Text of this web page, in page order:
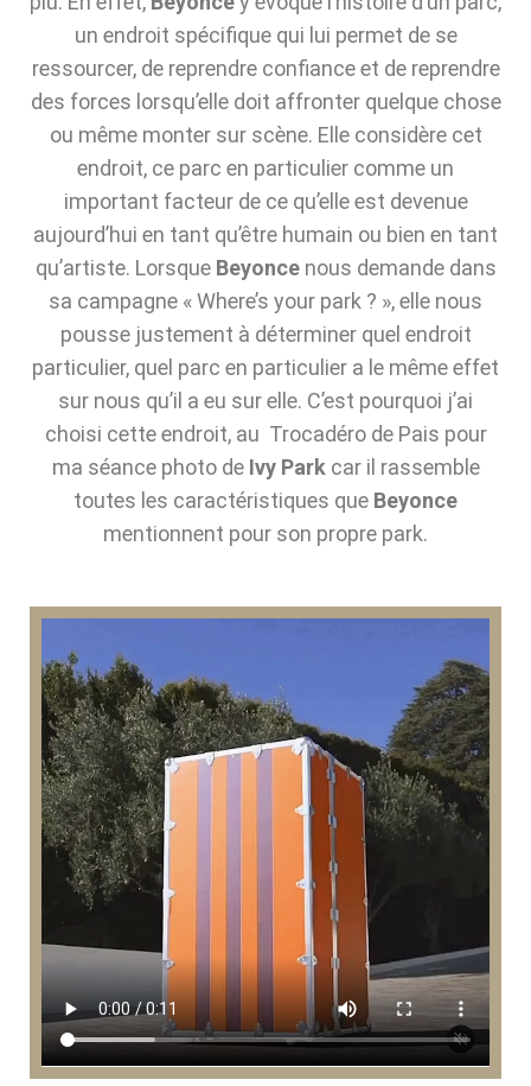
un endroit spécifique qui lui permet de se
ressourcer, de reprendre confiance et de reprendre
des forces lorsqu’elle doit affronter quelque chose
ou même monter sur scène. Elle considère cet
endroit, ce parc en particulier comme un
important facteur de ce qu’elle est devenue
aujourd’hui en tant qu’être humain ou bien en tant
qu’artiste. Lorsque Beyoncenous demande dans
sa campagne « Where’s your park ? », elle nous
pousse justement à déterminer quel endroit
particulier, quel parc en particulier a le même effet
sur nous qu’il a eu sur elle. C’est pourquoi j’ai
choisi cette endroit, au Trocadéro de Pais pour
ma séance photo de Ivy Park car il rassemble
toutes les caractéristiques que Beyonce
mentionnent pour son propre park.